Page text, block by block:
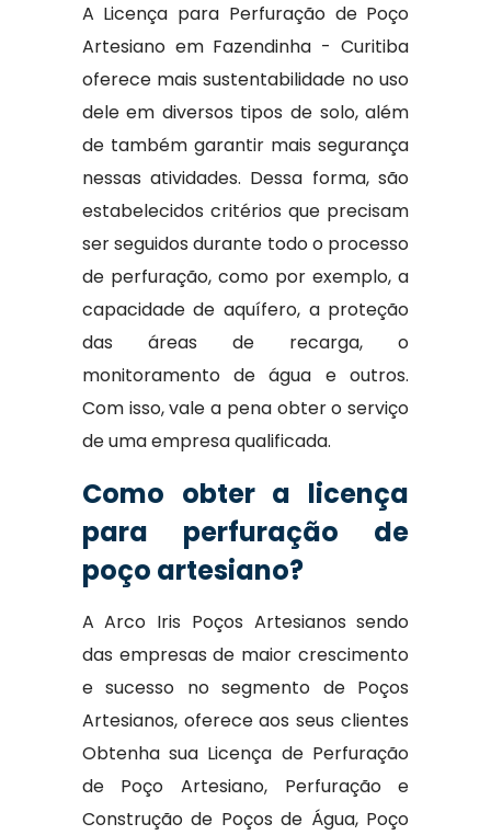
A Licença para Perfuração de Poço
Artesiano em Fazendinha - Curitiba
oferece mais sustentabilidade no uso
dele em diversos tipos de solo, além
de também garantir mais segurança
nessas atividades. Dessa forma, são
estabelecidos critérios que precisam
ser seguidos durante todo o processo
de perfuração, como por exemplo, a
capacidade de aquífero, a proteção
das áreas de recarga, o
monitoramento de água e outros.
Com isso, vale a pena obter o serviço
de uma empresa qualificada.
Como obter a licença
para perfuração de
poço artesiano?
A Arco Iris Poços Artesianos sendo
das empresas de maior crescimento
e sucesso no segmento de Poços
Artesianos, oferece aos seus clientes
Obtenha sua Licença de Perfuração
de Poço Artesiano, Perfuração e
Construção de Poços de Água, Poço